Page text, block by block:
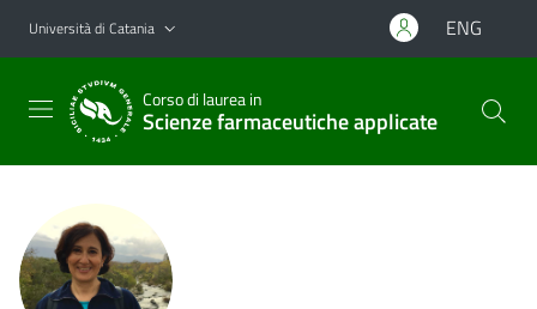
Vai al contenuto principale
Vai al menu di navigazione
Università di Catania ENG
Corso di laurea in
Scienze farmaceutiche applicate